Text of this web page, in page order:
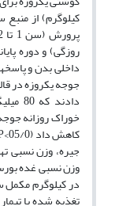
خوراک روزانه
در کیلوگرم مکمل